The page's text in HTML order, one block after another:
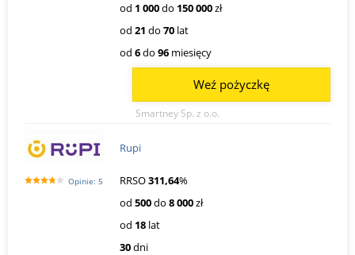
od 1 000do 150 000zł
od 21 do 70 lat
od 6do 96 miesięcy
Smartney Sp. z o.o.
Weź pożyczkę
Opinie: 5
Rupi
RRSO311,64%
od 500do 8 000zł
od 18 lat
30dni